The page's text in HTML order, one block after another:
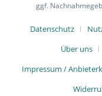
ggf.
Datenschutz
Über uns
Impressum /